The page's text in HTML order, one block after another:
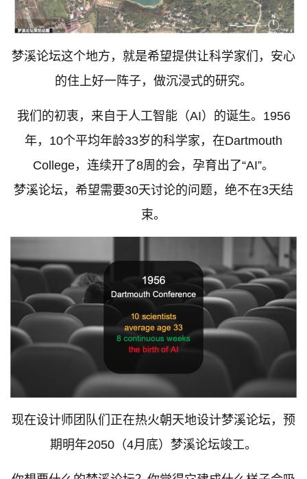
梦溪论坛这个地方，就是希望提供让科学家们，安心
的住上好一阵子，做沉浸式的研究。
我们的初衷，来自于人工智能（AI）的诞生。1956
年，10个平均年龄33岁的科学家，在Dartmouth
College，连续开了8周的会，孕育出了“AI”。
梦溪论坛，希望需要30天讨论的问题，绝不在3天结
束。
现在设计师团队们正在热火朝天地设计梦溪论坛，预
期明年2050（4月底）梦溪论坛竣工。